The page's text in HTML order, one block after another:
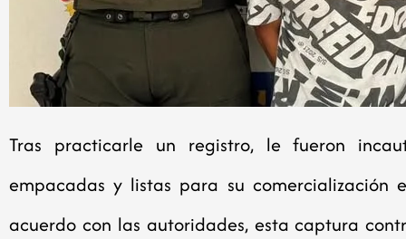
Tras practicarle un registro, le fueron
empacadas y listas para su comercialización
acuerdo con las autoridades, esta captura